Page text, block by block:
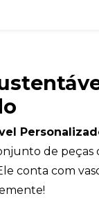
de
conta com